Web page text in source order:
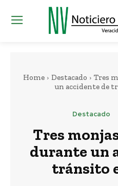
Home Destacado
Tres
un accidente de
Destacado
Tres
durante un
tránsito